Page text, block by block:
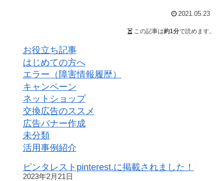
2021.05.23
この記事は約1分で読めます。
お役立ち記事
はじめての方へ
エラー（障害情報履歴）
キャンペーン
ネットショップ
交換広告のススメ
広告バナー作成
未分類
活用事例紹介
ピンタレストpinterest.に掲載されました！
2023年2月21日